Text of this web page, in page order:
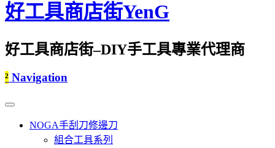
好工具商店街YenG
好工具商店街–DIY手工具專業代理商
² Navigation
NOGA手刮刀修邊刀
組合工具系列